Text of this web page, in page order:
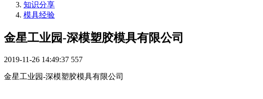
知识分享
模具经验
金星工业园-深模塑胶模具有限公司
2019-11-26 14:49:37 557
金星工业园-深模塑胶模具有限公司